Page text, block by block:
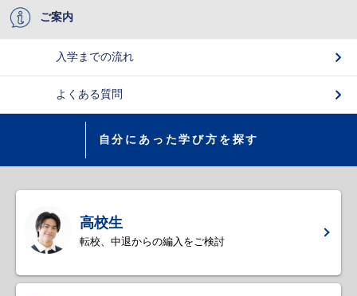
ご案内
入学までの流れ
よくある質問
自分にあった学び方を探す
高校生
転校、中退からの編入をご検討